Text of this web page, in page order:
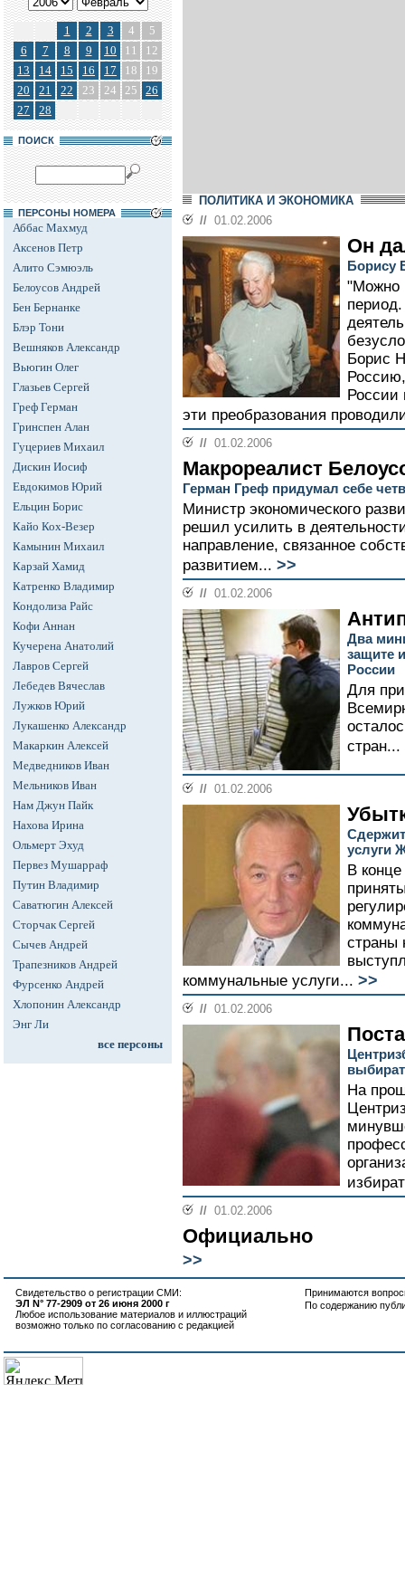
1 2 3 4
5
6
7 8 9 10 11
12
13
14 15 16 17 18
19
20
21 22 23 24 25
26
27
28
ПОИСК
ПЕРСОНЫ НОМЕРА
Аббас Махмуд
Аксенов Петр
Алито Сэмюэль
Белоусов Андрей
Бен Бернанке
Блэр Тони
Вешняков Александр
Вьюгин Олег
Глазьев Сергей
Греф Герман
Гринспен Алан
Гуцериев Михаил
Дискин Иосиф
Евдокимов Юрий
Ельцин Борис
Кайо Кох-Везер
Камынин Михаил
Карзай Хамид
Катренко Владимир
Кондолиза Райс
Кофи Аннан
Кучерена Анатолий
Лавров Сергей
Лебедев Вячеслав
Лужков Юрий
Лукашенко Александр
Макаркин Алексей
Медведников Иван
Мельников Иван
Нам Джун Пайк
Нахова Ирина
Ольмерт Эхуд
Первез Мушарраф
Путин Владимир
Саватюгин Алексей
Сторчак Сергей
Сычев Андрей
Трапезников Андрей
Фурсенко Андрей
Хлопонин Александр
Энг Ли
все персоны
ПОЛИТИКА И ЭКОНОМИКА
// 01.02.2006
Он
Борису
"Можно
Борис
России
эти преобразования
// 01.02.2006
Макрореалист
Герман Греф придумал себе
Министр экономического
решил усилить в
направление, связанное
развитием... >>
// 01.02.2006
Два
защите
России
Для
стран...
// 01.02.2006
услуги
В
страны
коммунальные услуги... >>
// 01.02.2006
На
// 01.02.2006
Официально
>>
Свидетельство о регистрации СМИ:
ЭЛ N° 77-2909 от 26 июня 2000 г
Любое использование материалов и иллюстраций
возможно только по согласованию с редакцией
Принимаются
По содержанию